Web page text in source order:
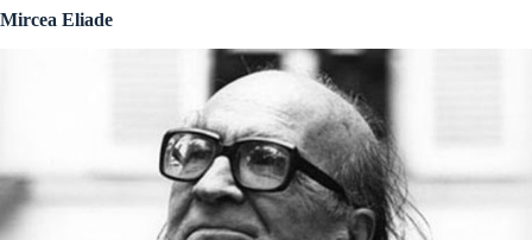
Mircea Eliade